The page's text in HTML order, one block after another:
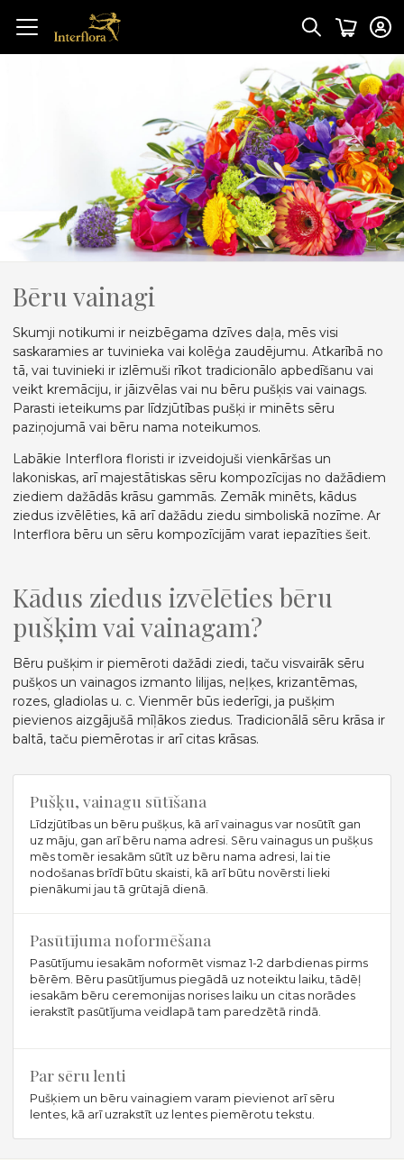
Bēru vainagi
Skumji notikumi ir neizbēgama dzīves daļa, mēs visi
saskaramies ar tuvinieka vai kolēģa zaudējumu. Atkarībā no
tā, vai tuvinieki ir izlēmuši rīkot tradicionālo apbedīšanu vai
veikt kremāciju, ir jāizvēlas vai nu bēru pušķis vai vainags.
Parasti ieteikums par līdzjūtības pušķi ir minēts sēru
paziņojumā vai bēru nama noteikumos.
Labākie Interflora floristi ir izveidojuši vienkāršas un
lakoniskas, arī majestātiskas sēru kompozīcijas no dažādiem
ziediem dažādās krāsu gammās. Zemāk minēts, kādus
ziedus izvēlēties, kā arī dažādu ziedu simboliskā nozīme. Ar
Interflora bēru un sēru kompozīcijām varat iepazīties šeit.
Kādus ziedus izvēlēties bēru
pušķim vai vainagam?
Bēru pušķim ir piemēroti dažādi ziedi, taču visvairāk sēru
pušķos un vainagos izmanto lilijas, neļķes, krizantēmas,
rozes, gladiolas u. c. Vienmēr būs iederīgi, ja pušķim
pievienos aizgājušā mīļākos ziedus. Tradicionālā sēru krāsa ir
baltā, taču piemērotas ir arī citas krāsas.
Pušķu, vainagu sūtīšana
Līdzjūtības un bēru pušķus, kā arī vainagus var nosūtīt gan
uz māju, gan arī bēru nama adresi. Sēru vainagus un pušķus
mēs tomēr iesakām sūtīt uz bēru nama adresi, lai tie
nodošanas brīdī būtu skaisti, kā arī būtu novērsti lieki
pienākumi jau tā grūtajā dienā.
Pasūtījuma noformēšana
Pasūtījumu iesakām noformēt vismaz 1-2 darbdienas pirms
bērēm. Bēru pasūtījumus piegādā uz noteiktu laiku, tādēļ
iesakām bēru ceremonijas norises laiku un citas norādes
ierakstīt pasūtījuma veidlapā tam paredzētā rindā.
Par sēru lenti
Pušķiem un bēru vainagiem varam pievienot arī sēru
lentes, kā arī uzrakstīt uz lentes piemērotu tekstu.